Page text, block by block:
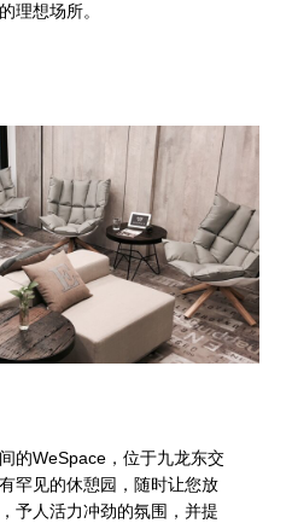
理想场所。
的WeSpace，位于九龙东交
罕见的休憩园，随时让您放
予人活力冲劲的氛围，并提